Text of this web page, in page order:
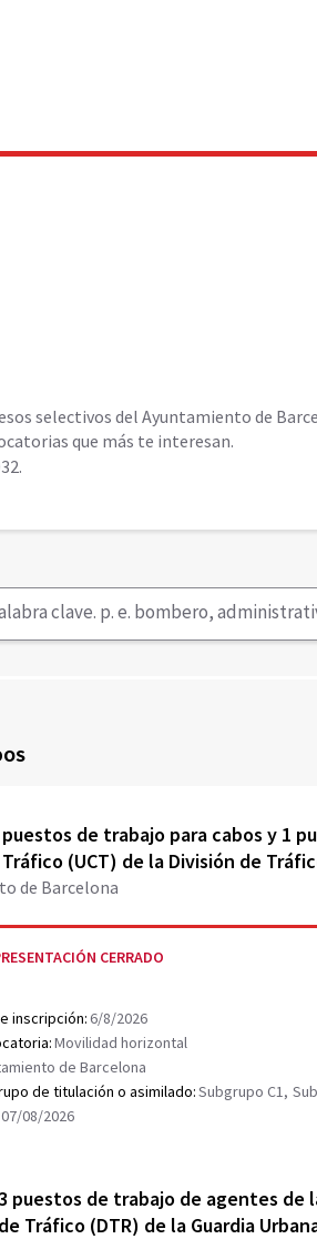
selectivos del Ayuntamiento de
que más te interesan.
PDF
puestos de trabajo para cabos y 1
(UCT) de la División de
de Barcelona
CERRADO
inscripción:6/8/2026
Movilidad horizontal
de Barcelona
de titulación o asimilado:Subgrupo C1,
07/08/2026
PDF
puestos de trabajo de agentes de
Tráfico (DTR) de la Guardia